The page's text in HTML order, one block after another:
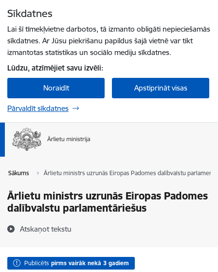
Sīkdatnes
Lai šī tīmekļvietne darbotos, tā izmanto obligāti nepieciešamās
sīkdatnes. Ar Jūsu piekrišanu papildus šajā vietnē var tikt
izmantotas statistikas un sociālo mediju sīkdatnes.
Lūdzu, atzīmējiet savu izvēli:
Noraidīt Apstiprināt visas
Pārvaldīt sīkdatnes
Sākums Ārlietu ministrs uzrunās Eiropas Padomes dalībvalstu
Ārlietu ministrs uzrunās Eiropas Padomes
dalībvalstu parlamentāriešus
Atskaņot tekstu
Publicēts pirms vairāk nekā 3 gadiem